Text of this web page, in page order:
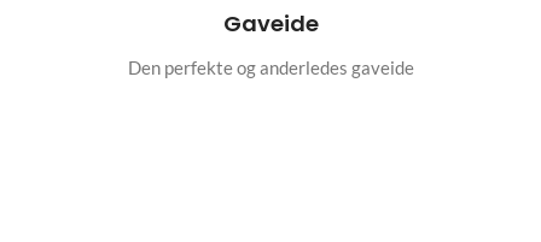
Gaveide
Den perfekte og anderledes gaveide